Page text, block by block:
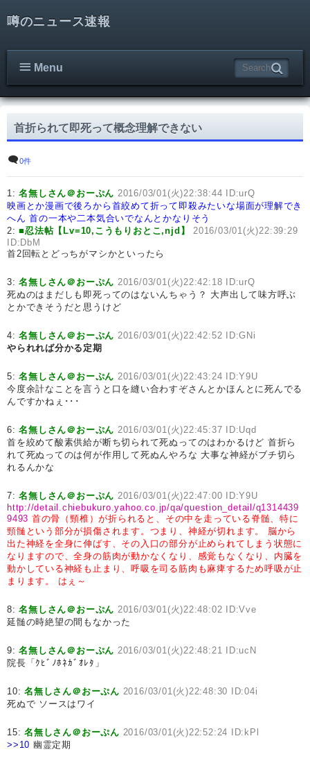
噂のニュース速報
Menu
首折られて即死って概念理解できない
0件
1:名無しさん＠おーぷん 2016/03/01(火)22:38:44 ID:urQ
映画とか漫画で後ろから首絞めて折って即殺みたいな場面が理解でき
へん 首の一本や二本気合いでなんとかなりそう
2:■忍法帖【Lv=10,こうもりおとこ,njd】
2016/03/01(火)22:39:29
ID:DbM
首2回転とどっちがマシかといったら
3:名無しさん＠おーぷん 2016/03/01(火)22:42:18 ID:urQ
死ぬのはまだしも即死ってのはないんちゃう？ 大声出して味方呼ぶ
とかできそうだと思うけど
4:名無しさん＠おーぷん 2016/03/01(火)22:42:52 ID:GNi
やられれば分かる定期
5:名無しさん＠おーぷん 2016/03/01(火)22:43:24 ID:Y9U
今度余計なことを言うと口を縫い合わすぞさんとかほんとに死んでる
んですかねぇ･･･
6:名無しさん＠おーぷん 2016/03/01(火)22:45:37 ID:Uqd
首を絞めて酸素供給が断ち切られて死ぬってのはわかるけど 首折ら
れて死ぬってのは何が作用して死ぬんやろな 大事な神経がブチ切ら
れるんかな
7:名無しさん＠おーぷん 2016/03/01(火)22:47:00 ID:Y9U
http://detail.chiebukuro.yahoo.co.jp/qa/question_detail/q1314439
9493 首の骨（頸椎）が折られると、その中を走っている脊髄、特に
頸髄という部分が損傷されます。つまり、神経が切れます。
脳から
出た神経を全身に伸ばす、その入口の部分が止められてしまう状態に
なりますので、全身の筋肉が動かなくなり、感覚もなくなり、内臓を
動かしている神経も止まり、呼吸を司る筋肉も麻痺するため呼吸が止
まります。
はぇ～
8:名無しさん＠おーぷん 2016/03/01(火)22:48:02 ID:Vve
延髄の時絶望の間もなかった
9:名無しさん＠おーぷん 2016/03/01(火)22:48:21 ID:ucN
院長「ｸﾋﾞﾉﾎﾈｶﾞｵﾚﾀ」
10:名無しさん＠おーぷん 2016/03/01(火)22:48:30 ID:04i
死ぬで ソースはワイ
15:名無しさん＠おーぷん 2016/03/01(火)22:52:24 ID:kPl
>>10 幽霊定期